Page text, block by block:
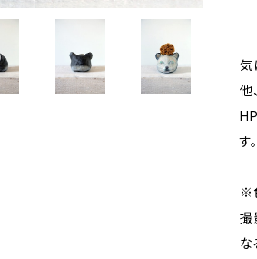
気
他
す。
※
撮
な